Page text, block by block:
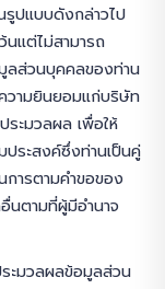
ปแบบดังกล่าวไป
แต่ไม่สามารถ
ลส่วนบุคคลของท่าน
วามยินยอมแก่บริษัท
ะมวลผล เพื่อให้
ประสงค์ซึ่งท่านเป็นคู่
ารตามคำขอของ
นตามที่ผู้มีอำนาจ
ะมวลผลข้อมูลส่วน